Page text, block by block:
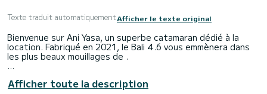
Texte traduit automatiquementAfficher le texte original
Bienvenue sur Ani Yasa, un superbe catamaran dédié à la
location. Fabriqué en 2021, le Bali 4.6 vous emmènera dans
les plus beaux mouillages de .
capacité d'embarcation de 10 personnes. Avec une longueur
Afficher toute la description